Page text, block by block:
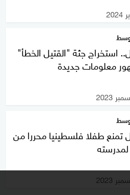
استخراج جثة "القتيل الخطأ"
معلومات جديدة
تمنع طفلا فلسطينيا محررا من
لمدرسته